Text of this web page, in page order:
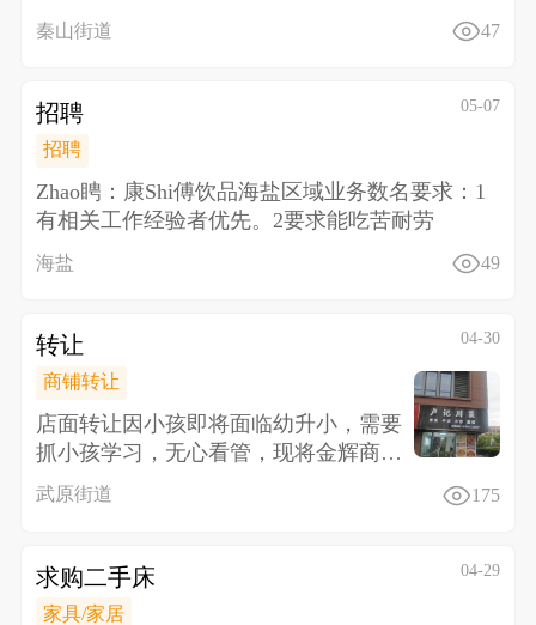
系18157338
秦山街道 47
招聘 05-07
招聘
Zhao䀻：康Shi傅饮品海盐区域业务数名 要求： 1
有相关工作经验者优先。 2要求能吃苦耐劳
海盐 49
转让 04-30
商铺转让
店面转让 因小孩即将面临幼升小，需要
抓小孩学习，无心看管，现将金辉商业
中心门面转让，价格面议，设备
武原街道 175
求购二手床 04-29
家具/家居